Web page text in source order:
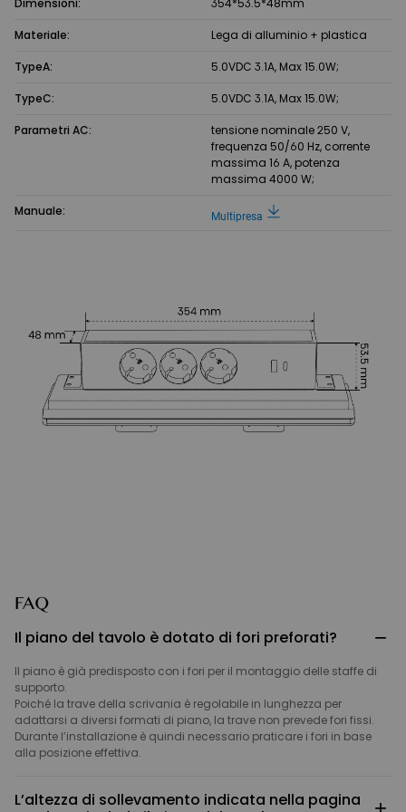
Dimensioni: 354*53.5*48mm
Materiale: Lega di alluminio + plastica
TypeA: 5.0VDC 3.1A, Max 15.0W;
TypeC: 5.0VDC 3.1A, Max 15.0W;
Parametri AC:
tensione nominale 250 V,
frequenza 50/60 Hz, corrente
massima 16 A, potenza
massima 4000 W;
Manuale: Multipresa
FAQ
Il piano del tavolo è dotato di fori preforati? −
Il piano è già predisposto con i fori per il montaggio delle staffe di
supporto.
Poiché la trave della scrivania è regolabile in lunghezza per
adattarsi a diversi formati di piano, la trave non prevede fori fissi.
Durante l’installazione è quindi necessario praticare i fori in base
alla posizione effettiva.
L’altezza di sollevamento indicata nella pagina